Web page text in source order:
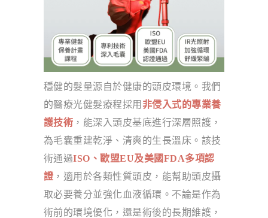
穩健的髮量源自於健康的頭皮環境。我們
的醫療光健髮療程採用 非侵入式的專業養
護技術 ，能深入頭皮基底進行深層照護，
為毛囊重建乾淨、清爽的生長溫床。該技
術通過ISO、歐盟EU及美國FDA多項認
證 ，適用於各類性質頭皮，能幫助頭皮攝
取必要養分並強化血液循環。不論是作為
術前的環境優化，還是術後的長期維護，